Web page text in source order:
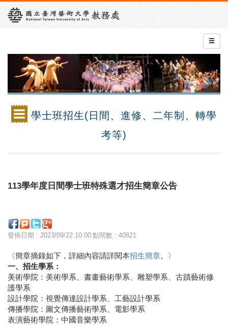
學士班招生(日間、進修、二年制、轉學
考等)
113學年度日間學士班特殊選才招生簡章公告
發佈日期 : 2023/09/22 10:00 點閱數 : 40821
〈簡章摘錄如下，詳細內容請詳閱本招生簡章。〉
一、招生學系：
美術學院：美術學系、書畫藝術學系、雕塑學系、古蹟藝術修
護學系
設計學院：視覺傳達設計學系、工藝設計學系
傳播學院：圖文傳播藝術學系、電影學系
表演藝術學院：中國音樂學系